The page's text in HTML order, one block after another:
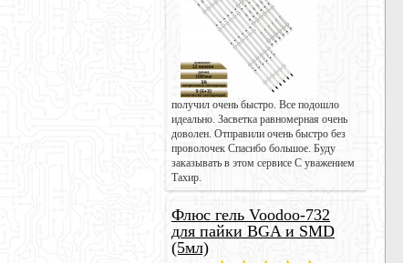
получил очень быстро. Все подошло
идеально. Засветка равномерная очень
доволен. Отправили очень быстро без
проволочек Спасибо большое. Буду
заказывать в этом сервисе С уважением
Тахир.
Флюс гель Voodoo-732
для пайки BGA и SMD
(5мл)